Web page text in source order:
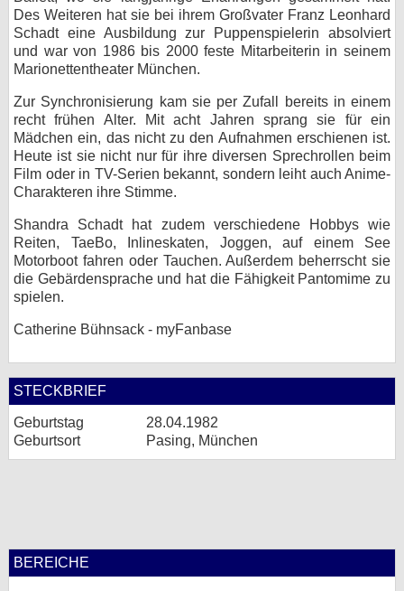
Des Weiteren hat sie bei ihrem Großvater Franz Leonhard
Schadt eine Ausbildung zur Puppenspielerin absolviert
und war von 1986 bis 2000 feste Mitarbeiterin in seinem
Marionettentheater München.
Zur Synchronisierung kam sie per Zufall bereits in einem
recht frühen Alter. Mit acht Jahren sprang sie für ein
Mädchen ein, das nicht zu den Aufnahmen erschienen ist.
Heute ist sie nicht nur für ihre diversen Sprechrollen beim
Film oder in TV-Serien bekannt, sondern leiht auch Anime-
Charakteren ihre Stimme.
Shandra Schadt hat zudem verschiedene Hobbys wie
Reiten, TaeBo, Inlineskaten, Joggen, auf einem See
Motorboot fahren oder Tauchen. Außerdem beherrscht sie
die Gebärdensprache und hat die Fähigkeit Pantomime zu
spielen.
Catherine Bühnsack - myFanbase
STECKBRIEF
Geburtstag
28.04.1982
Geburtsort
Pasing, München
BEREICHE
Cookie-Einstellungen
Impressum
myFanbase